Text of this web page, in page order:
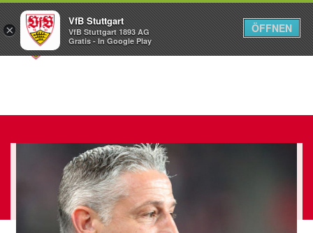
Menü
×
VfB Stuttgart
VfB Stuttgart 1893 AG
Gratis - In Google Play
ÖFFNEN